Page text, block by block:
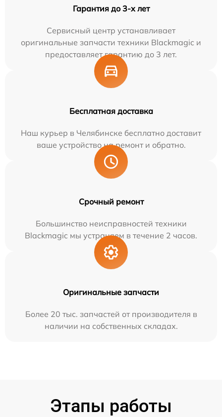
Гарантия до 3-х лет
Сервисный центр устанавливает
оригинальные запчасти техники Blackmagic и
предоставляет гарантию до 3 лет.
Бесплатная доставка
Наш курьер в Челябинске бесплатно доставит
ваше устройство на ремонт и обратно.
Срочный ремонт
Большинство неисправностей техники
Blackmagic мы устраняем в течение 2 часов.
Оригинальные запчасти
Более 20 тыс. запчастей от производителя в
наличии на собственных складах.
Этапы работы